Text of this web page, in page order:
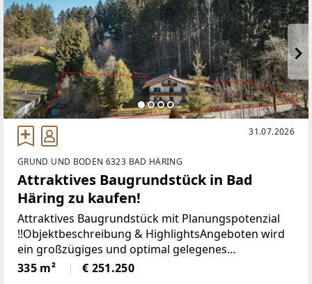
31.07.2026
GRUND UND BODEN 6323 BAD HÄRING
Attraktives Baugrundstück in Bad
Häring zu kaufen!
Attraktives Baugrundstück mit Planungspotenzial
!!Objektbeschreibung & HighlightsAngeboten wird
ein großzügiges und optimal gelegenes
Baugrundstück mit einer Gesamtfläche von ca.
1.340 m² in Bad Häring. Dieses Grundstück wird
335 m² € 251.250